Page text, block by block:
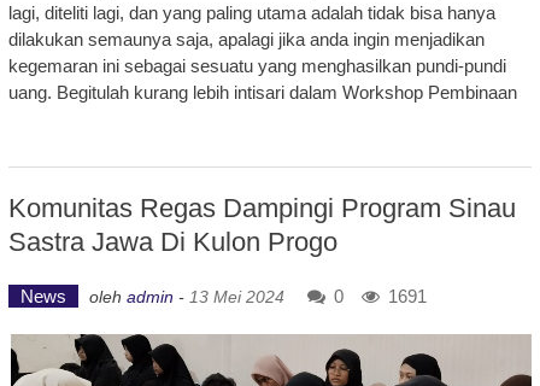
lagi, diteliti lagi, dan yang paling utama adalah tidak bisa hanya
dilakukan semaunya saja, apalagi jika anda ingin menjadikan
kegemaran ini sebagai sesuatu yang menghasilkan pundi-pundi
uang. Begitulah kurang lebih intisari dalam Workshop Pembinaan
Komunitas Regas Dampingi Program Sinau
Sastra Jawa Di Kulon Progo
News oleh admin - 13 Mei 2024 0 1691